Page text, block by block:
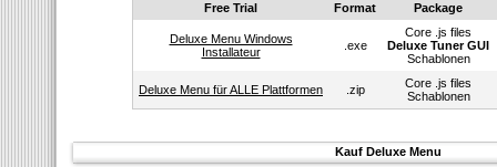
Free Trial Format Package
Deluxe Menu Windows
Installateur
.exe
Core .js files
Deluxe Tuner GUI
Schablonen
Deluxe Menu für ALLE Plattformen .zip
Core .js files
Schablonen
Kauf Deluxe Menu